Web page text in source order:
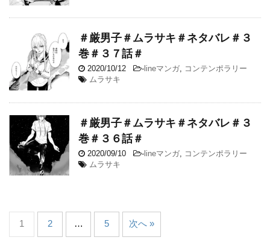
＃厳男子＃ムラサキ＃ネタバレ＃３
巻＃３７話＃
2020/10/12 - lineマンガ, コンテンポラリー
ムラサキ
＃厳男子＃ムラサキ＃ネタバレ＃３
巻＃３６話＃
2020/09/10 - lineマンガ, コンテンポラリー
ムラサキ
1 2 … 5 次へ »